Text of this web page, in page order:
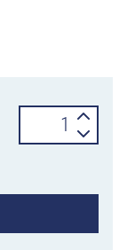
Mauer-
und
Ø